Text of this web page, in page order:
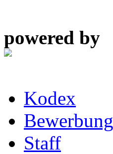
powered by
Kodex
Bewerbung
Staff